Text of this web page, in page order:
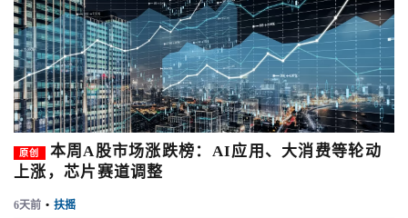
原创
本周A股市场涨跌榜：AI应用、大消费等轮动
上涨，芯片赛道调整
6天前 • 扶摇